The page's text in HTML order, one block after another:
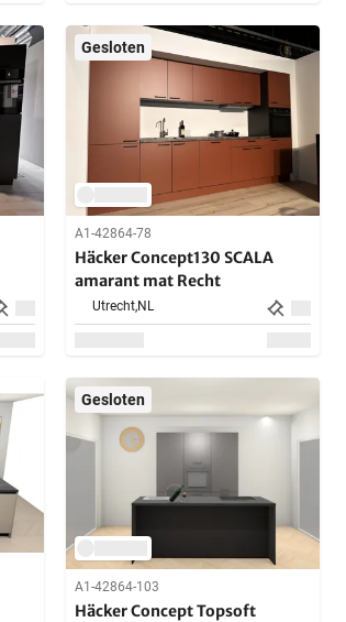
Gesloten
A1-42864-78
Häcker Concept130 SCALA
amarant mat Recht
Utrecht,NL
Gesloten
A1-42864-103
Häcker Concept Topsoft